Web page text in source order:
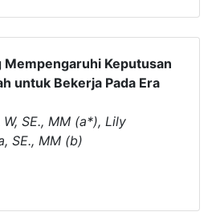
Keputusan
untuk Bekerja Pada Era
SE., MM (a*), Lily
SE., MM (b)